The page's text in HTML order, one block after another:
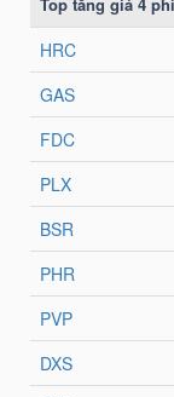
NĂNG
LƯỢNG
NGUYÊN
VẬT